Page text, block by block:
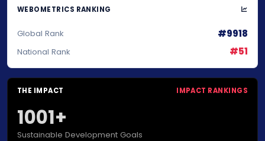
WEBOMETRICS RANKING
Global Rank #9918
National Rank #51
THE IMPACT IMPACT RANKINGS
1001+
Sustainable Development Goals